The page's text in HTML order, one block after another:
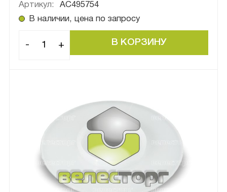
Артикул:
AC495754
В наличии, цена по запросу
- +